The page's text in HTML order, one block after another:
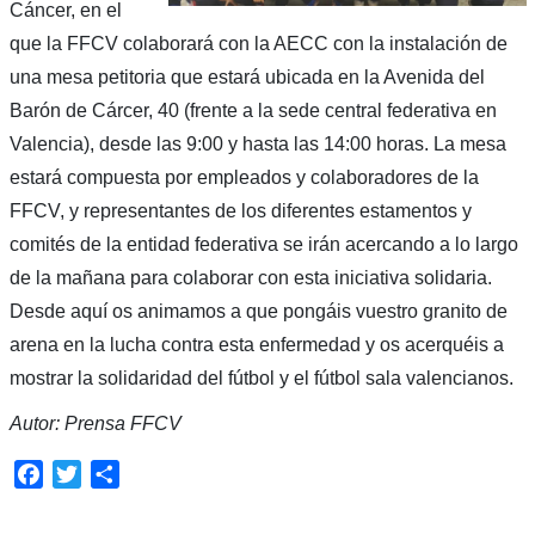
Cáncer, en el
que la FFCV colaborará con la AECC con la instalación de
una mesa petitoria que estará ubicada en la Avenida del
Barón de Cárcer, 40 (frente a la sede central federativa en
Valencia), desde las 9:00 y hasta las 14:00 horas. La mesa
estará compuesta por empleados y colaboradores de la
FFCV, y representantes de los diferentes estamentos y
comités de la entidad federativa se irán acercando a lo largo
de la mañana para colaborar con esta iniciativa solidaria.
Desde aquí os animamos a que pongáis vuestro granito de
arena en la lucha contra esta enfermedad y os acerquéis a
mostrar la solidaridad del fútbol y el fútbol sala valencianos.
Autor: Prensa FFCV
Facebook
Twitter